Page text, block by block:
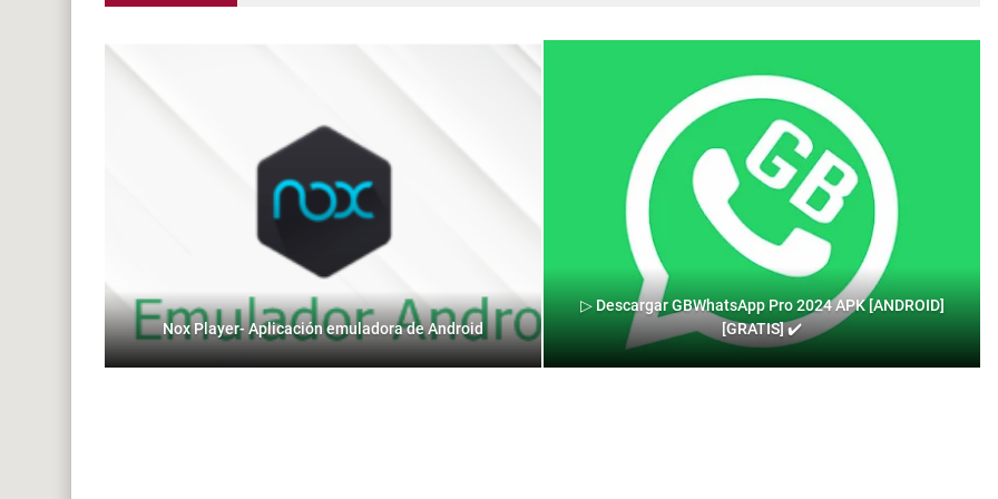
Nox Player- Aplicación emuladora de Android
▷ Descargar GBWhatsApp Pro 2024 APK [ANDROID]
[GRATIS] ✔️